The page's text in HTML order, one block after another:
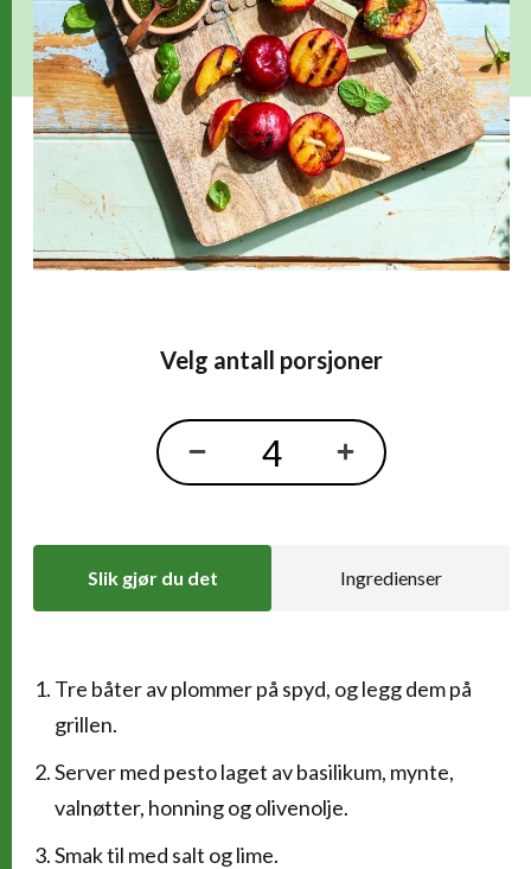
Velg antall porsjoner
Slik gjør du det Ingredienser
Slik gjør du det
Tre båter av plommer på spyd, og legg dem på
grillen.
Server med pesto laget av basilikum, mynte,
valnøtter, honning og olivenolje.
Smak til med salt og lime.